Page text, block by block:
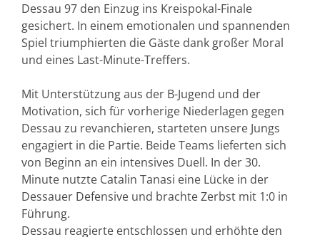
Dessau 97 den Einzug ins Kreispokal-Finale
gesichert. In einem emotionalen und spannenden
Spiel triumphierten die Gäste dank großer Moral
und eines Last-Minute-Treffers.
Mit Unterstützung aus der B-Jugend und der
Motivation, sich für vorherige Niederlagen gegen
Dessau zu revanchieren, starteten unsere Jungs
engagiert in die Partie. Beide Teams lieferten sich
von Beginn an ein intensives Duell. In der 30.
Minute nutzte Catalin Tanasi eine Lücke in der
Dessauer Defensive und brachte Zerbst mit 1:0 in
Führung.
Dessau reagierte entschlossen und erhöhte den